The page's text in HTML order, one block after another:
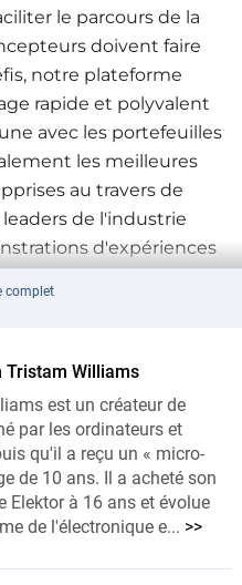
le parcours de la
doivent faire
notre plateforme
rapide et polyvalent
avec les portefeuilles
les meilleures
au travers de
de l'industrie
d'expériences
permet une énergie
technologies logicielles
illustrée par nos
nos démonstrations
Innovation Lab
la Maison Intelligente).
complet
Tristam Williams
est un créateur de
par les ordinateurs et
qu'il a reçu un « micro-
de 10 ans. Il a acheté son
Elektor à 16 ans et évolue
de l'électronique e... >>